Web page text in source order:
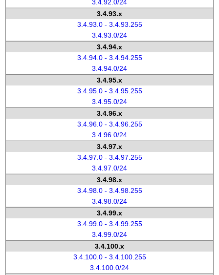
3.4.92.0/24
3.4.93.x
3.4.93.0 - 3.4.93.255
3.4.93.0/24
3.4.94.x
3.4.94.0 - 3.4.94.255
3.4.94.0/24
3.4.95.x
3.4.95.0 - 3.4.95.255
3.4.95.0/24
3.4.96.x
3.4.96.0 - 3.4.96.255
3.4.96.0/24
3.4.97.x
3.4.97.0 - 3.4.97.255
3.4.97.0/24
3.4.98.x
3.4.98.0 - 3.4.98.255
3.4.98.0/24
3.4.99.x
3.4.99.0 - 3.4.99.255
3.4.99.0/24
3.4.100.x
3.4.100.0 - 3.4.100.255
3.4.100.0/24